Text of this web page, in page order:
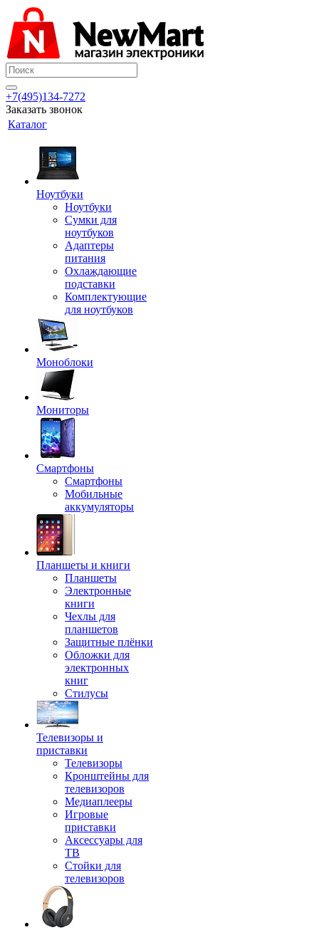
+7(495)134-7272
Заказать звонок
Каталог
Ноутбуки
Ноутбуки
Сумки для
ноутбуков
Адаптеры
питания
Охлаждающие
подставки
Комплектующие
для ноутбуков
Моноблоки
Мониторы
Смартфоны
Смартфоны
Мобильные
аккумуляторы
Планшеты и книги
Планшеты
Электронные
книги
Чехлы для
планшетов
Защитные плёнки
Обложки для
электронных
книг
Стилусы
Телевизоры и
приставки
Телевизоры
Кронштейны для
телевизоров
Медиаплееры
Игровые
приставки
Аксессуары для
ТВ
Стойки для
телевизоров